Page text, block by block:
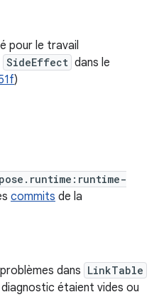
pour le travail
SideEffect dans le
)
commits de la
dans LinkTable
étaient vides ou